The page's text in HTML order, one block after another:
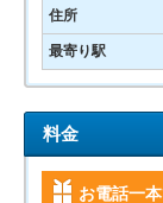
住所
最寄り駅
料金
お電話一